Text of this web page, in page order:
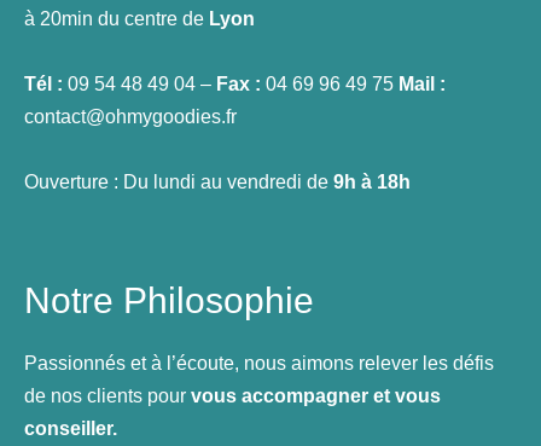
à 20min du centre de Lyon
Tél : 09 54 48 49 04 – Fax : 04 69 96 49 75 Mail :
contact@ohmygoodies.fr
Ouverture : Du lundi au vendredi de 9h à 18h
Notre Philosophie
Passionnés et à l’écoute, nous aimons relever les défis
de nos clients pour vous accompagner et vous
conseiller.